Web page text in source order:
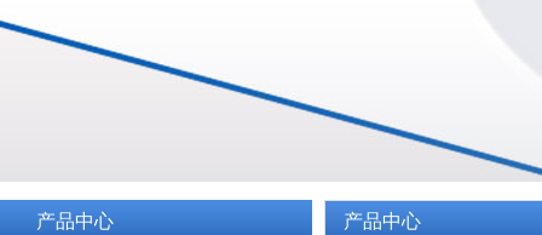
产品中心 产品中心